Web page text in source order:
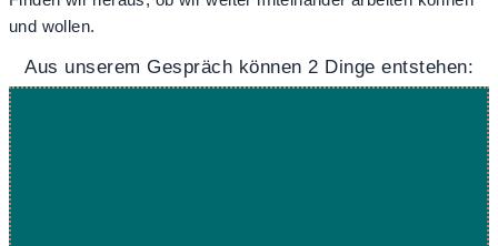
und wollen.
Aus unserem Gespräch können 2 Dinge entstehen: